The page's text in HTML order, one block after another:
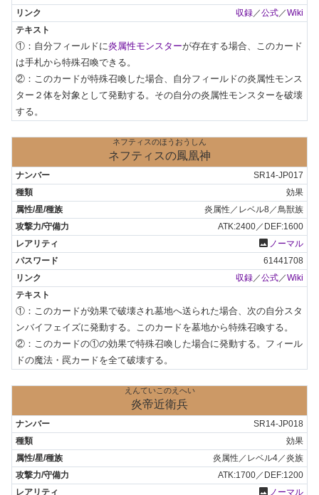
収録 ／公式 ／Wiki
①：自分フィールドに炎属性モンスターが存在する場合、このカード
は手札から特殊召喚できる。
②：このカードが特殊召喚した場合、自分フィールドの炎属性モンス
ター２体を対象として発動する。その自分の炎属性モンスターを破壊
する。
ネフティスのほうおうしん
ネフティスの鳳凰神
SR14-JP017
効果
炎属性／レベル8／鳥獣族
ATK:2400／DEF:1600
photo ノーマル
61441708
収録／公式／Wiki
①：このカードが効果で破壊され墓地へ送られた場合、次の自分スタ
ンバイフェイズに発動する。このカードを墓地から特殊召喚する。
②：このカードの①の効果で特殊召喚した場合に発動する。フィール
ドの魔法・罠カードを全て破壊する。
えんていこのえへい
炎帝近衛兵
SR14-JP018
効果
炎属性／レベル4／炎族
ATK:1700／DEF:1200
photo ノーマル